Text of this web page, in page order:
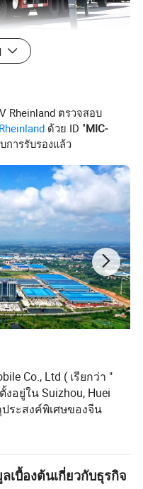
ร์ธรรมดา 8 สปีด
18PR
รกตัดอากาศอัตโนมัติ
Rheinland ตรวจสอบ
ด้วย ID "MIC-
การรับรองแล้ว
Co., Ltd ( เรียกว่า "
อยู่ใน Suizhou, Huei
ระสงค์พิเศษของจีน
ผลิตและการขาย
ศษเข้าไว้ด้วยกันโดยให้
ทศบาลการกู้ภัยฉุกเฉิน
งพิเศษ บริษัทยึดมั่นใน
เบื้องต้นเกี่ยวกับธุรกิจ